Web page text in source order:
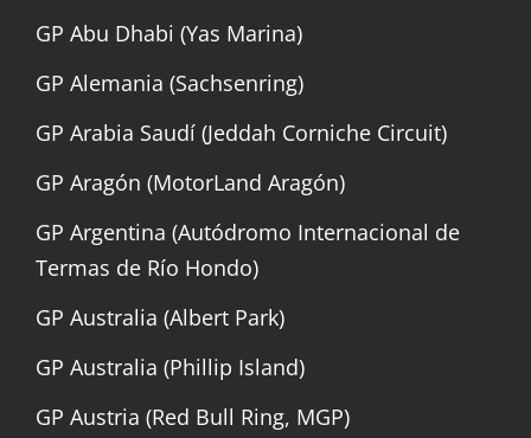
GP Abu Dhabi (Yas Marina)
GP Alemania (Sachsenring)
GP Arabia Saudí (Jeddah Corniche Circuit)
GP Aragón (MotorLand Aragón)
GP Argentina (Autódromo Internacional de
Termas de Río Hondo)
GP Australia (Albert Park)
GP Australia (Phillip Island)
GP Austria (Red Bull Ring, MGP)